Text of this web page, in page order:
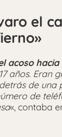
el
acoso
años. Eran
de una
de
«, contaba